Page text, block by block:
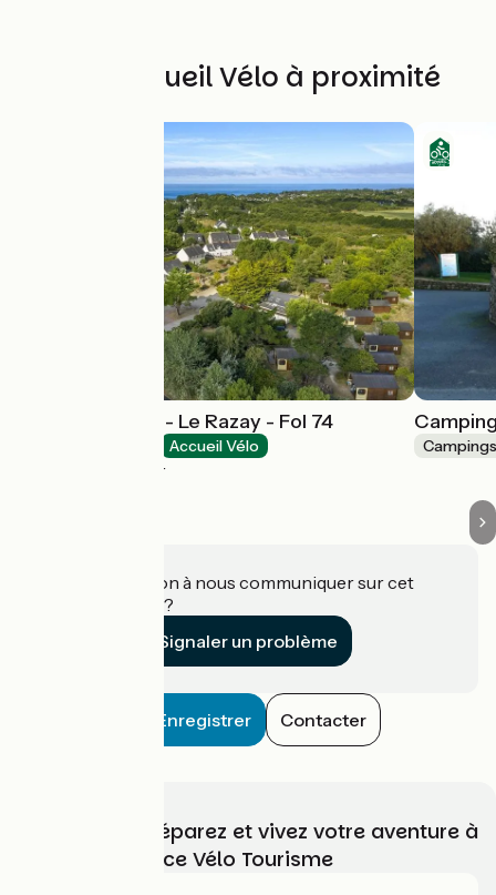
Autres Accueil Vélo à proximité
Fermé en 2026 - Le Razay - Fol 74
Accueil Vélo
Piriac-sur-Mer
Une information à nous communiquer sur cet
établissement ?
Signaler un problème
Enregistrer Contacter
Choisissez, préparez et vivez votre aventure à
vélo avec France Vélo Tourisme